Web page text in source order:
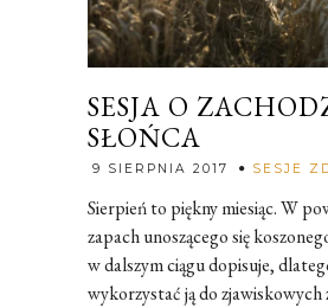
SESJA O
SŁOŃCA
9 SIERPNIA 2017 SESJE
Sierpień to piękny miesiąc. W
zapach unoszącego się
w dalszym ciągu dopisuje,
wykorzystać ją do zjawiskowych